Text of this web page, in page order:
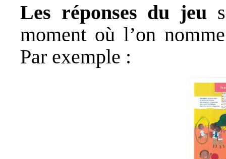
Les réponses du jeu
moment où l’on
Par exemple :